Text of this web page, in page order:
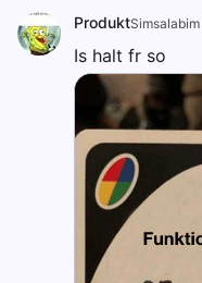
ProduktSimsalabim
Is halt fr so